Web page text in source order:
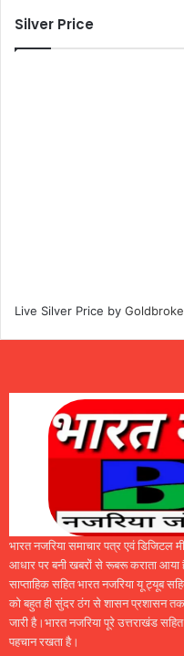
Silver Price
Live Silver Price by
भारत नजरिया समाचार पत्र एवं
आधार पर बनी खबरों से रूबरू कराता आया
साप्ताहिक सहित भारत नजरिया यू ट्यूब
को बहुत ही सुंदर ठंग से शासन प्रशासन
जारी है।भारत नजरिया पूरे उत्तराखंड
पहचान रखता है।